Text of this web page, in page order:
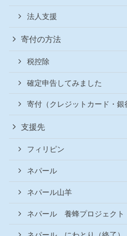
法人支援
寄付の方法
税控除
確定申告してみました
寄付（クレジットカード・銀
支援先
フィリピン
ネパール
ネパール山羊
ネパール 養蜂プロジェクト